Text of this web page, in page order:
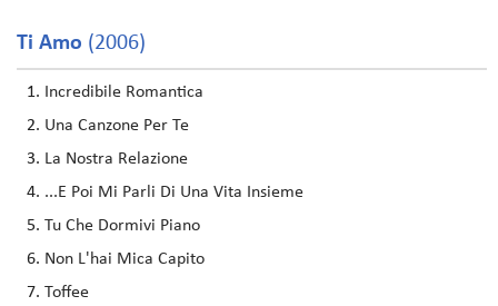
Ti Amo (2006)
Incredibile Romantica
Una Canzone Per Te
La Nostra Relazione
...E Poi Mi Parli Di Una Vita Insieme
Tu Che Dormivi Piano
Non L'hai Mica Capito
Toffee